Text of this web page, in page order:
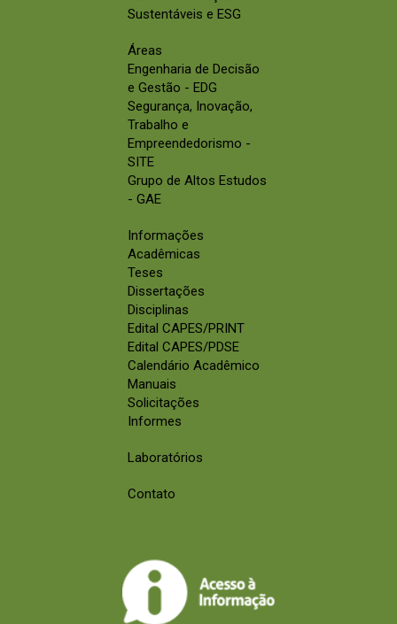
Sustentáveis e ESG
Áreas
Engenharia de Decisão
e Gestão - EDG
Segurança, Inovação,
Trabalho e
Empreendedorismo -
SITE
Grupo de Altos Estudos
- GAE
Informações
Acadêmicas
Teses
Dissertações
Disciplinas
Edital CAPES/PRINT
Edital CAPES/PDSE
Calendário Acadêmico
Manuais
Solicitações
Informes
Laboratórios
Contato